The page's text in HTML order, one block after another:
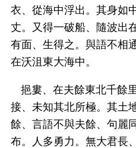
衣、從海中浮出。其身如
丈。又得一破船、隨波出
有面、生得之。與語不相
在沃沮東大海中。
挹婁、在夫餘東北千餘
接、未知其北所極。其土
餘、言語不與夫餘、句麗
布。人多勇力。無大君長